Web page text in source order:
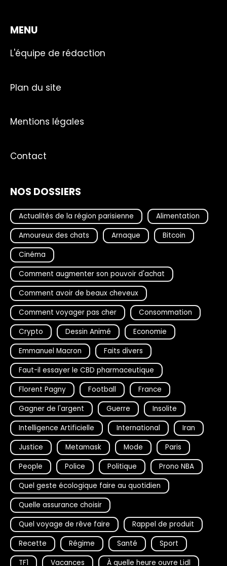
MENU
L'équipe de rédaction
Plan du site
Mentions légales
Contact
NOS DOSSIERS
Actualités de la région parisienne
Alimentation
Amoureux des chats
Arnaque
Bitcoin
Cinéma
Comment augmenter son pouvoir d'achat
Comment avoir de beaux cheveux
Comment voyager pas cher
Consommation
Crypto
Dessin Animé
Economie
Emmanuel Macron
Faits divers
Faut-il essayer le CBD pharmaceutique
Florent Pagny
Football
France
Gagner de l'argent
Guerre
Insolite
Intelligence Artificielle
International
Iran
Justice
Metamask Mode
Paris
People
Police Politique
Prono NBA
Quel geste écologique faire au quotidien
Quelle assurance choisir
Quel voyage de rêve faire
Rappel de produit
Recette
Régime Santé
Sport
TF1
Vacances À quelle heure ouvre Lidl